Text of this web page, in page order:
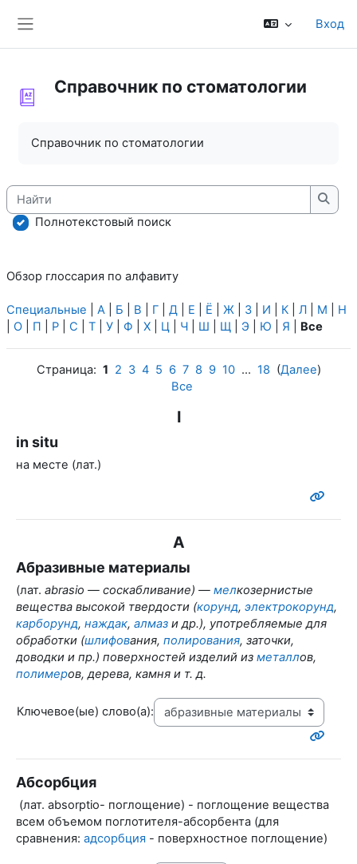
Вход
Справочник по стоматологии
Справочник по стоматологии
Найти
Полнотекстовый поиск
Обзор глоссария по алфавиту
Специальные А Б В Г Д Е Ё Ж З И К Л М
Н
О П Р С Т У Ф Х Ц Ч Ш Щ Э Ю Я Все
Страница: 1 2 3 4 5 6 7 8 9 10... 18 (Далее)
Все
I
in situ
на месте (лат.)
А
Абразивные материалы
(лат. abrasio — соскабливание) — мелкозернистые
вещества высокой твердости (корунд, электрокорунд,
карборунд, наждак, алмаз и др.), употребляемые для
обработки (шлифования, полирования, заточки,
доводки и пр.) поверхностей изделий из металлов,
полимеров, дерева, камня и т. д.
Ключевое(ые) слово(а):
Абсорбция
(лат. absorptio- поглощение) - поглощение вещества
всем объемом поглотителя-абсорбента (для
сравнения: адсорбция - поверхностное поглощение)